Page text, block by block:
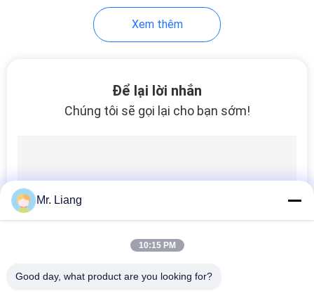
Phòng kiểm tra ăn
Kiểm tra Bao bì ISTA
Xem thêm
Để lại lời nhắn
Chúng tôi sẽ gọi lại cho bạn sớm!
Mr. Liang
10:15 PM
Good day, what product are you looking for?